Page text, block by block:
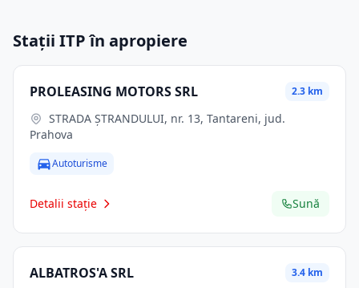
Stații ITP în apropiere
PROLEASING MOTORS SRL 2.3 km
Prahova
Autoturisme
Detalii stație Sună
ALBATROS'A SRL 3.4 km